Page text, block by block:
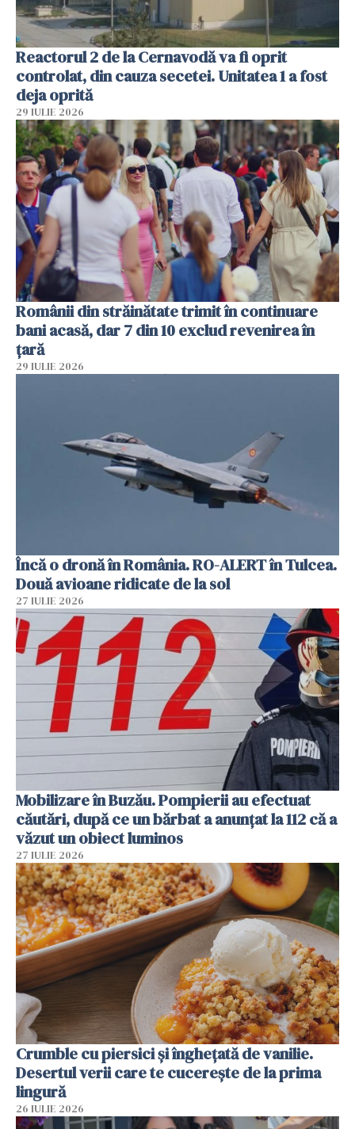
Reactorul 2 de la Cernavodă va fi oprit
controlat, din cauza secetei. Unitatea 1 a fost
deja oprită
29 IULIE 2026
Românii din străinătate trimit în continuare
bani acasă, dar 7 din 10 exclud revenirea în
țară
29 IULIE 2026
Încă o dronă în România. RO-ALERT în Tulcea.
Două avioane ridicate de la sol
27 IULIE 2026
Mobilizare în Buzău. Pompierii au efectuat
căutări, după ce un bărbat a anunțat la 112 că a
văzut un obiect luminos
27 IULIE 2026
Crumble cu piersici și înghețată de vanilie.
Desertul verii care te cucerește de la prima
lingură
26 IULIE 2026